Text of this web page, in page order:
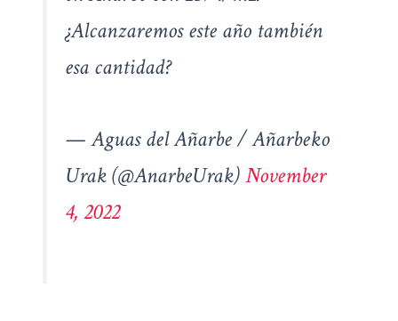
¿Alcanzaremos este año también
esa cantidad?
— Aguas del Añarbe / Añarbeko
Urak (@AnarbeUrak)November
4, 2022